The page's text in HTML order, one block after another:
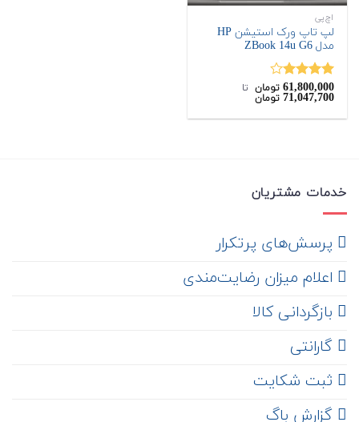
اچ‌پی
لپ تاپ ورک استیشن HP
مدل ZBook 14u G6
نمره
4.00از 5
61,800,000 تومان ‌ تا ‌
71,047,700 تومان
خدمات مشتریان
‌ پرسش‌های پرتکرار
اعلام میزان رضایت‌مندی
‌ بازگردانی کالا
گارانتی
ثبت شکایت
‌ گزارش باگ